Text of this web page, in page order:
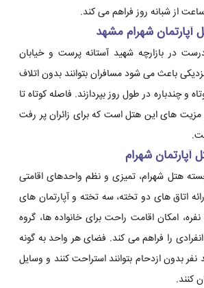
از شبانه روز فراهم می کند.
شهرام مشهد
در بازارچه شهید آستانه پرست و خیابان
باعث می شود مسافران بتوانند بدون اتلاف
و چندباره در طول روز بپردازند. فاصله کوتاه تا
مزیت های این هتل است که برای زائران پر رفت
آپارتمان شهرام
هتل شهرام، تمیزی و نظم واحدهای اقامتی
اتاق های دو تخته، سه تخته و آپارتمان های
امکان اقامت راحت برای خانواده ها، گروه
را فراهم می کند. فضای هر واحد به گونه
بدون ازدحام بتوانند استراحت کنند و وسایل
کنند.